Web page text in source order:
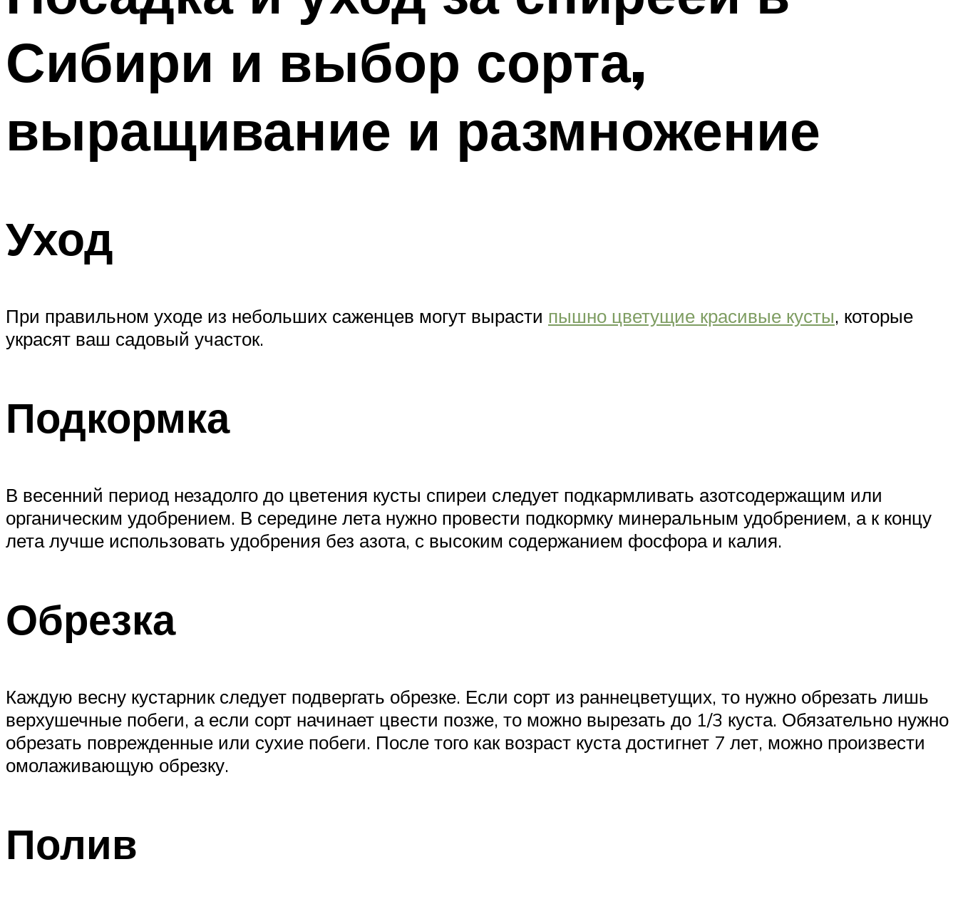
Сибири и выбор сорта,
выращивание и размножение
Уход
При правильном уходе из небольших саженцев могут вырасти пышно цветущие красивые кусты, которые
украсят ваш садовый участок.
Подкормка
В весенний период незадолго до цветения кусты спиреи следует подкармливать азотсодержащим или
органическим удобрением. В середине лета нужно провести подкормку минеральным удобрением, а к концу
лета лучше использовать удобрения без азота, с высоким содержанием фосфора и калия.
Обрезка
Каждую весну кустарник следует подвергать обрезке. Если сорт из раннецветущих, то нужно обрезать лишь
верхушечные побеги, а если сорт начинает цвести позже, то можно вырезать до 1/3 куста. Обязательно нужно
обрезать поврежденные или сухие побеги. После того как возраст куста достигнет 7 лет, можно произвести
омолаживающую обрезку.
Полив